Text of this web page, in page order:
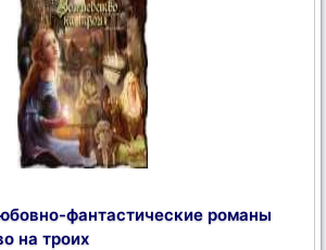
фантастические романы
на троих